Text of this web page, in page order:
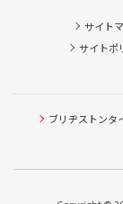
サイト
サイトポ
ブリヂストンタ
タイヤ点検
ピット作業